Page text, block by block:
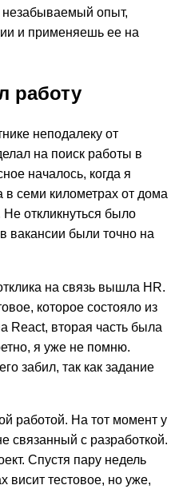
опыт,
и применяешь ее на
работу
неподалеку от
на поиск работы в
началось, когда я
в семи километрах от дома
откликнуться было
вакансии были точно на
на связь вышла HR.
которое состояло из
React, вторая часть была
я уже не помню.
забил, так как задание
работой. На тот момент у
связанный с разработкой.
Спустя пару недель
висит тестовое, но уже,